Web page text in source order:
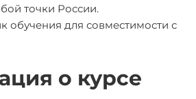
точки России.
обучения для совместимости с
о курсе